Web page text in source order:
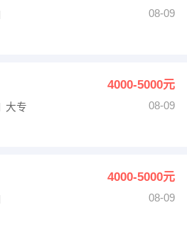
08-09
4000-5000元
大专
08-09
4000-5000元
08-09